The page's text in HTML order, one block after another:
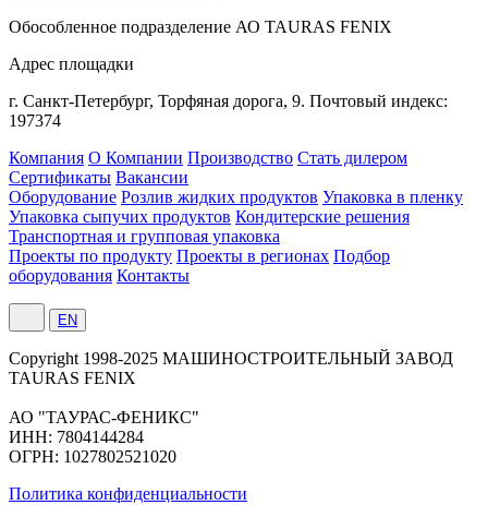
Обособленное подразделение АО TAURAS FENIX
Адрес площадки
г. Санкт-Петербург, Торфяная дорога, 9. Почтовый индекс:
197374
Компания О Компании Производство Стать дилером
Сертификаты Вакансии
Оборудование Розлив жидких продуктов Упаковка в пленку
Упаковка сыпучих продуктов Кондитерские решения
Транспортная и групповая упаковка
Проекты по продукту Проекты в регионах Подбор
оборудования Контакты
EN
Сopyright 1998-2025 МАШИНОСТРОИТЕЛЬНЫЙ ЗАВОД
TAURAS FENIX
АО "ТАУРАС-ФЕНИКС"
ИНН: 7804144284
ОГРН: 1027802521020
Политика конфиденциальности